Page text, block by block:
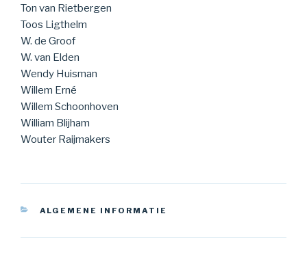
Ton van Rietbergen
Toos Ligthelm
W. de Groof
W. van Elden
Wendy Huisman
Willem Erné
Willem Schoonhoven
William Blijham
Wouter Raijmakers
CATEGORIEËN
ALGEMENE INFORMATIE